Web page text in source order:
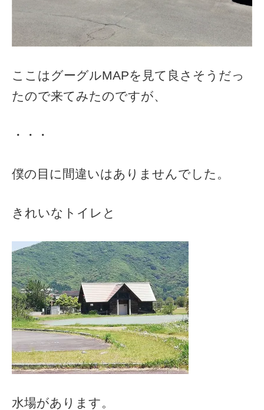
ここはグーグルMAPを見て良さそうだっ
たので来てみたのですが、
・・・
僕の目に間違いはありませんでした。
きれいなトイレと
水場があります。